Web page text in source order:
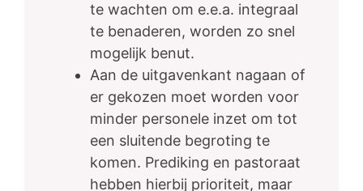
te wachten om e.e.a. integraal
te benaderen, worden zo snel
mogelijk benut.
Aan de uitgavenkant nagaan of
er gekozen moet worden voor
minder personele inzet om tot
een sluitende begroting te
komen. Prediking en pastoraat
hebben hierbij prioriteit, maar